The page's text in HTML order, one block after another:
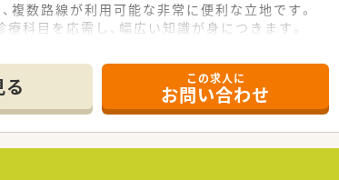
数路線が利用可能な非常に便利な立地です。
科目を応需し、幅広い知識が身につきます。
3県で13店舗を運営する成長中の企業です。
ど多角的に地域医療へ貢献活動を行っています。
相談できる地域密着型の薬局運営を心がけてい
この求人に
お問い合わせ